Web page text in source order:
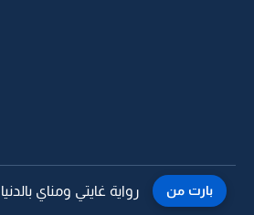
بارت من رواية غايتي ومناي